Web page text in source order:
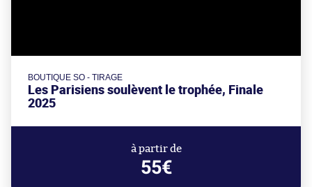
BOUTIQUE SO - TIRAGE
Les Parisiens soulèvent le trophée, Finale
2025
à partir de
55€